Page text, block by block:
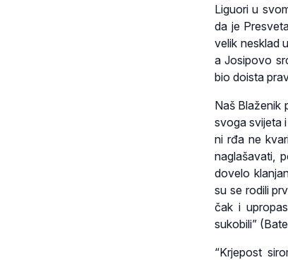
Liguori u
da je
velik nesklad
a Josipovo
bio doista
Naš Blaženik
svoga svijeta
ni rđa ne
naglašavati,
dovelo
su se rodili
čak i
sukobili”
“Krjepost